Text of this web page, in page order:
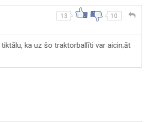
13 10
ka uz šo traktorballīti var aicin;āt